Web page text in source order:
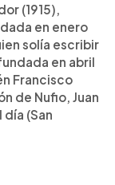
(1915),
en enero
solía escribir
en abril
Francisco
de Nufio, Juan
día (San